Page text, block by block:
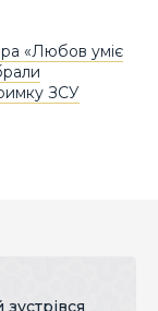
«Любов уміє
ЗСУ